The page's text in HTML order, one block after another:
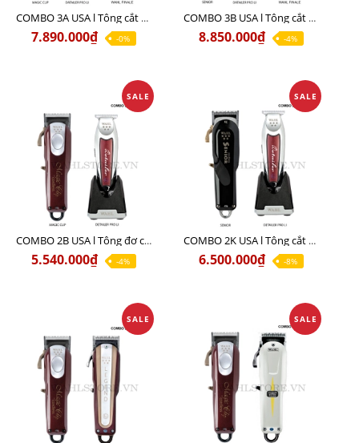
COMBO 3A USA l Tông cắt MAGIC + Tông viền DETAILER PRO LI + Cạo khô FINALE
7.890.000₫ -0%
COMBO 3B USA l Tông cắt SENIOR + Tông viền DETAILER PRO LI + Cạo khô FINALE
8.850.000₫ -4%
SALE
COMBO 2B USA l Tông đơ cắt Magic clip Red + Tông đơ viền Detailer Pro Li
5.540.000₫ -4%
SALE
COMBO 2K USA l Tông cắt SENIOR +Tông viền DETAILER PRO LI
6.500.000₫ -8%
SALE SALE